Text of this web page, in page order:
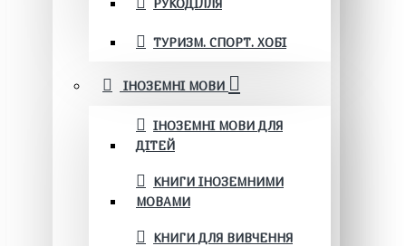
РУКОДІЛЛЯ
ТУРИЗМ. СПОРТ. ХОБІ
ІНОЗЕМНІ МОВИ
ІНОЗЕМНІ МОВИ ДЛЯ
ДІТЕЙ
КНИГИ ІНОЗЕМНИМИ
МОВАМИ
КНИГИ ДЛЯ ВИВЧЕННЯ